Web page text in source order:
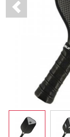
Previous